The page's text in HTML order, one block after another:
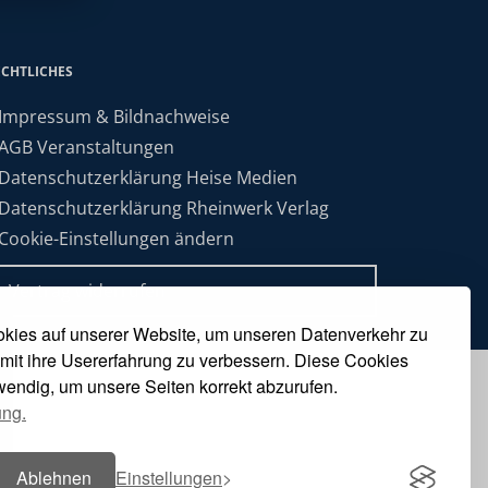
auf unserer Website, um unseren Datenverkehr zu
ihre Usererfahrung zu verbessern. Diese Cookies
um unsere Seiten korrekt abzurufen.
Ablehnen Einstellungen
& Bildnachweise
Veranstaltungen
Heise Medien
Rheinwerk Verlag
Einstellungen ändern
Vertrag widerrufen